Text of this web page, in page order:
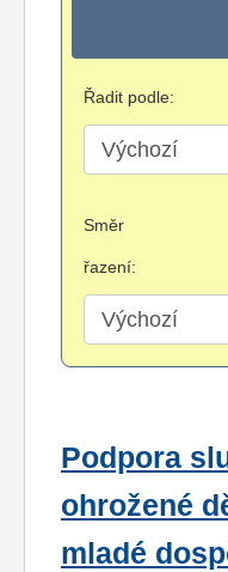
Řadit podle:
Směr
řazení:
Podpora
ohrožené
mladé